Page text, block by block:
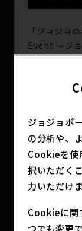
「ジョジ
Event ～ジ
記念し、
ル配信が決
歴代アニメ
版を一挙配
0、ABEMA
ジョジョポ
の分析や、
Cookieを使
択いただく
力いただけま
Cookieに関
つでも変更